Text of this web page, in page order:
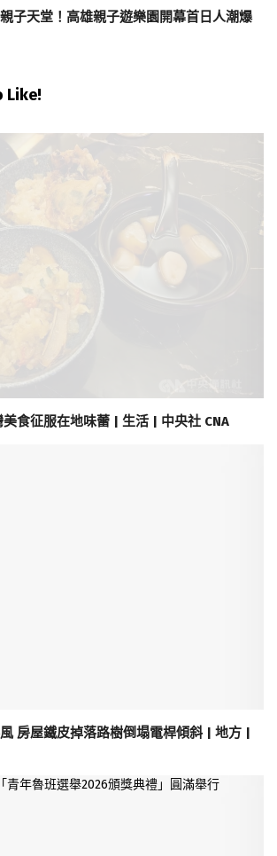
親子天堂！高雄親子遊樂園開幕首日人潮爆
Like!
食征服在地味蕾 | 生活 | 中央社 CNA
房屋鐵皮掉落路樹倒塌電桿傾斜 | 地方 |